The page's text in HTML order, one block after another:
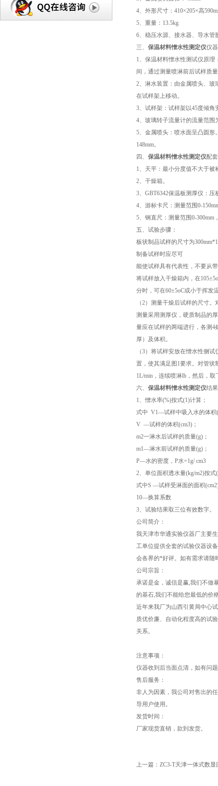
4、外形尺寸： 410×205×高
5、重量： 13.5kg
6、稳压水源、接水器、导水
三、 保温材料憎水性测定仪仪
1、保温材料憎水性测试仪原理
间，通过测量喷淋前后试样质
2、淋水装置：由金属喷头、
在试样架上移动。
3、试样架：试样架以45度倾角
4、玻璃转子流量计的流量范围
5、金属喷头：喷水面呈凸圆形
148mm。
四、 保温材料憎水性测定仪配
1、天平：最小分度值不大于被
2、干燥箱。
3、 GBT6342保温板测厚仪：压
4、游标卡尺：测量范围0-
5、钢直尺：测量范围0-300mm
五、试验步骤：
板状制品试样的尺寸为
制备试样时应尽可
能使试样具有代表性，不要从
将试样放入干燥箱内，在
分时，可在60±5oC或小于挥发
（2）测量干燥后试样的尺寸
测量采用测厚仪，硬质制品的
量应在试样的两端进行，各测4
厚）及体积。
（3）将试样安放在憎水性侧试
置，使其满足图 1要求。对管状
1L/min ，连续喷淋lh ，然后，
六、 保温材料憎水性测定仪结
1、憎水率(%)按式(1)计算；
式中 V1—试样中吸入水的体积
V —试样的体积(cm3) ；
m2一淋水后试样的质量(g) ；
m1—淋水前试样的质量(g) ；
P—水的密度， P水=1g/ cm3
2、单位面积透水量(kg/m2)按式
式中S —试样受淋面的面积
10—换算系数
3、试验结果取三位有效数字。
公司简介：
我天津市华通实验仪器厂主要
工单位提供全套的试验仪器设
会各界的*好评。如有需求请随
公司宗旨：
承诺是金，诚信是赢,我们不做
的基石,我们不能给您最低的价
近年来我厂为山西引黄局中心
质优价廉、自动化程度高的试
关系。
注意事项：
仪器收到后当面点清，如有问
售后服务：
非人为因素，我公司对售出的
导用户使用。
发货时间：
厂家现货直销，款到发货。
上一篇： ZC3-T天津一体式数显